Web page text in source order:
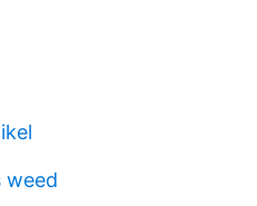
weed